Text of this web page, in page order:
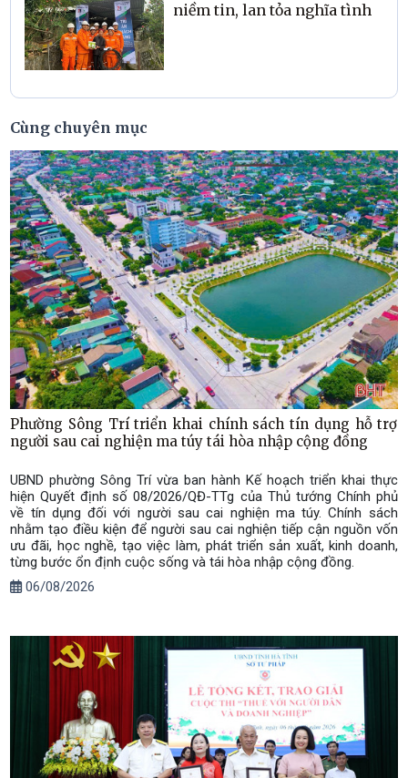
niềm tin, lan tỏa nghĩa tình
Cùng chuyên mục
Phường Sông Trí triển khai chính sách tín dụng hỗ trợ
người sau cai nghiện ma túy tái hòa nhập cộng đồng
UBND phường Sông Trí vừa ban hành Kế hoạch triển khai thực
hiện Quyết định số 08/2026/QĐ-TTg của Thủ tướng Chính phủ
về tín dụng đối với người sau cai nghiện ma túy. Chính sách
nhằm tạo điều kiện để người sau cai nghiện tiếp cận nguồn vốn
ưu đãi, học nghề, tạo việc làm, phát triển sản xuất, kinh doanh,
từng bước ổn định cuộc sống và tái hòa nhập cộng đồng.
06/08/2026